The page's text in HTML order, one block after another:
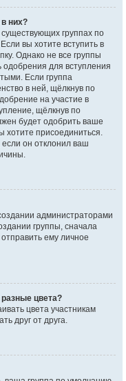
них?
группах по
вы хотите вступить в
Однако не все группы
для вступления
Если группа
в ней, щёлкнув по
на участие в
щёлкнув по
будет одобрить ваше
хотите присоединиться.
он отклонил ваш
администраторами
группы, сначала
ему личное
цвета?
цвета участникам
друг от друга.